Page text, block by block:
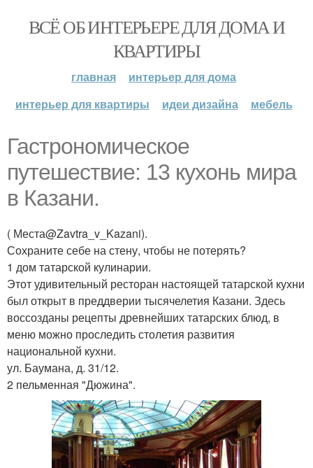
ВСЁ ОБ ИНТЕРЬЕРЕ ДЛЯ ДОМА И
КВАРТИРЫ
главная
интерьер для дома
интерьер для квартиры
идеи дизайна мебель
Гастрономическое
путешествие: 13 кухонь мира
в Казани.
( Места@Zavtra_v_Kazani).
Сохраните себе на стену, чтобы не потерять?
1 дом татарской кулинарии.
Этот удивительный ресторан настоящей татарской кухни
был открыт в преддверии тысячелетия Казани. Здесь
воссозданы рецепты древнейших татарских блюд, в
меню можно проследить столетия развития
национальной кухни.
ул. Баумана, д. 31/12.
2 пельменная "Дюжина".